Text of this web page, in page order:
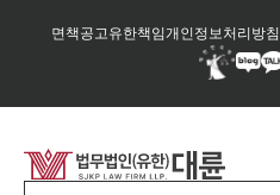
면책공고유한책임개인정보처리방침